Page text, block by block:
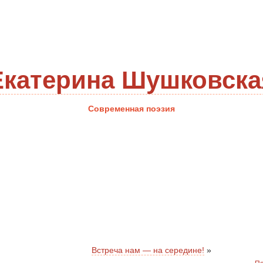
Современная поэзия
Встреча нам — на середине! »